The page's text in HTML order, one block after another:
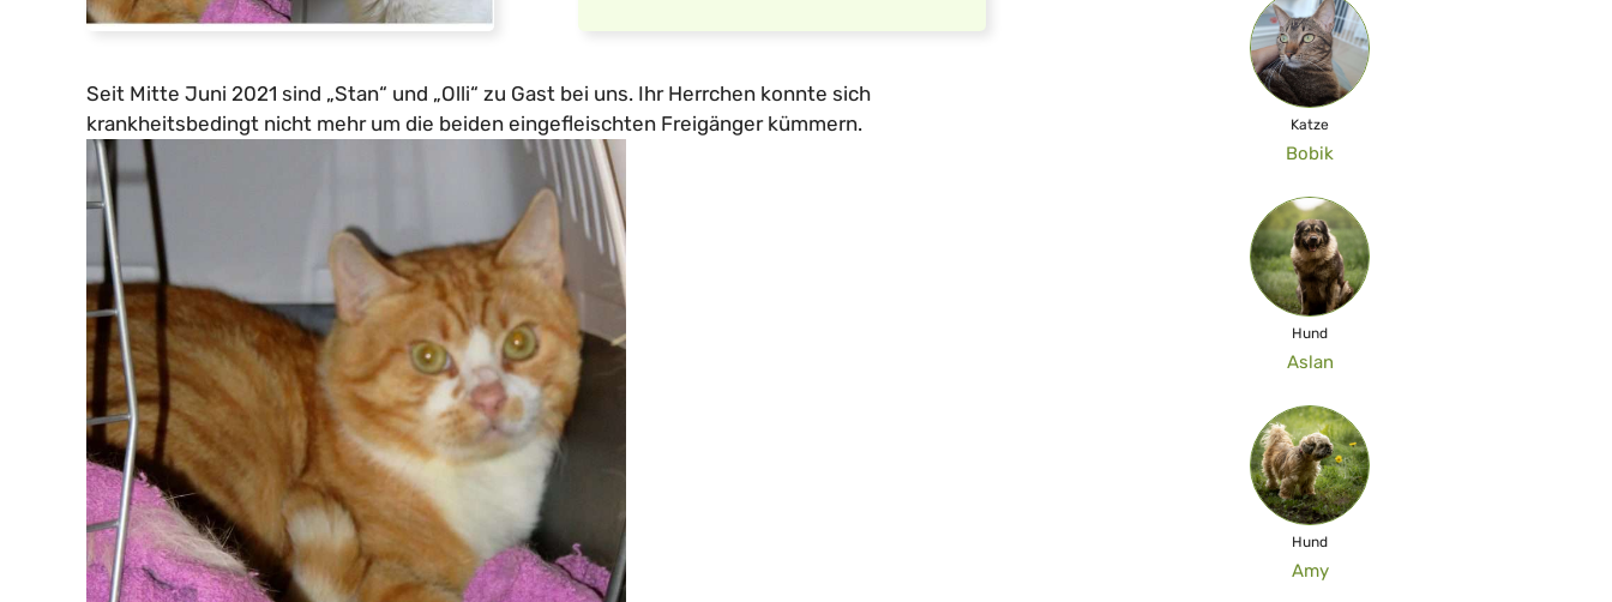
Seit Mitte Juni 2021 sind „Stan“ und „Olli“ zu Gast bei uns. Ihr Herrchen konnte sich
krankheitsbedingt nicht mehr um die beiden eingefleischten Freigänger kümmern.
Katze
Bobik
Hund
Aslan
Hund
Amy